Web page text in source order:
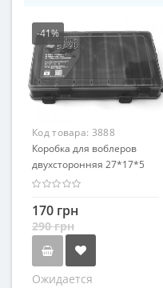
-41%
Код товара: 3888
Коробка для воблеров
двухсторонняя 27*17*5
Болотная
170 грн
290 грн
Ожидается